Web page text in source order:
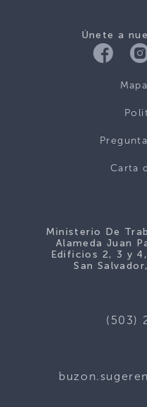
Únete a
Carta
Ministerio De
Alameda Juan
Edificios 2, 3 y
San
(503)